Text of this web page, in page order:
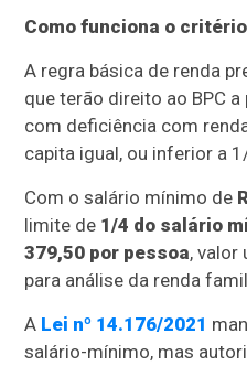
Como funciona o
A regra básica de renda
que terão direito ao BPC
com deficiência com
capita igual, ou inferior a
Com o salário mínimo de
limite de 1/4 do salário
379,50 por pessoa, valor
para análise da renda
A Lei nº 14.176/2021
salário-mínimo, mas